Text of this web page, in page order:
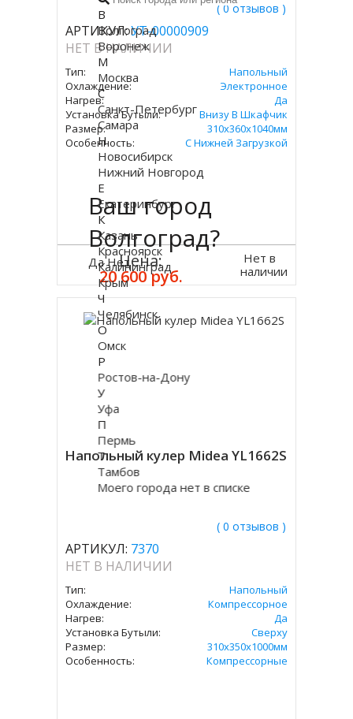
( 0 отзывов )
АРТИКУЛ:УТ-00000909
НЕТ В НАЛИЧИИ
Тип:
Напольный
Охлаждение:
Электронное
Нагрев:
Да
Установка Бутыли:
Внизу В Шкафчик
Размер:
310х360х1040мм
Особенность:
С Нижней Загрузкой
Цена:
20 600 руб.
Нет в
наличии
Напольный кулер Midea YL1662S
( 0 отзывов )
АРТИКУЛ: 7370
НЕТ В НАЛИЧИИ
Тип:
Напольный
Охлаждение:
Компрессорное
Нагрев:
Да
Установка Бутыли:
Сверху
Размер:
310х350х1000мм
Особенность:
Компрессорные
Ваш город
Волгоград?
Да Нет
В
Волгоград
Воронеж
М
Москва
С
Санкт-Петербург
Самара
Н
Новосибирск
Нижний Новгород
Е
Екатеринбург
К
Казань
Красноярск
Калининград
Крым
Ч
Челябинск
О
Омск
Р
Ростов-на-Дону
У
Уфа
П
Пермь
Т
Тамбов
Моего города нет в списке